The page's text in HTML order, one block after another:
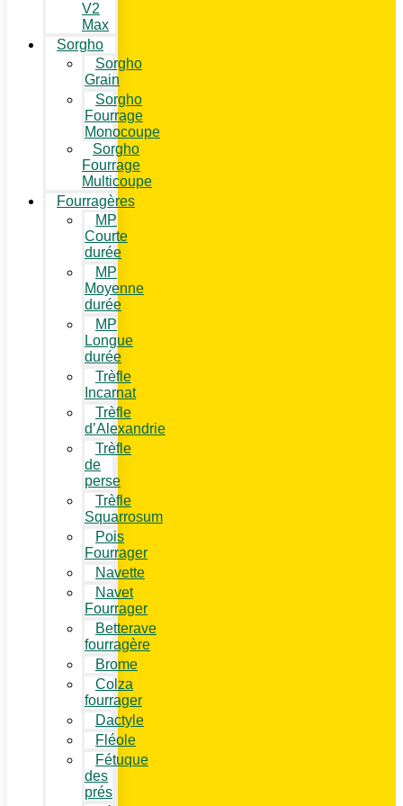
V2
Max
Sorgho
Sorgho
Grain
Sorgho
Fourrage
Monocoupe
Sorgho
Fourrage
Multicoupe
Fourragères
MP
Courte
durée
MP
Moyenne
durée
MP
Longue
durée
Trèfle
Incarnat
Trèfle
d’Alexandrie
Trèfle
de
perse
Trèfle
Squarrosum
Pois
Fourrager
Navette
Navet
Fourrager
Betterave
fourragère
Brome
Colza
fourrager
Dactyle
Fléole
Fétuque
des
prés